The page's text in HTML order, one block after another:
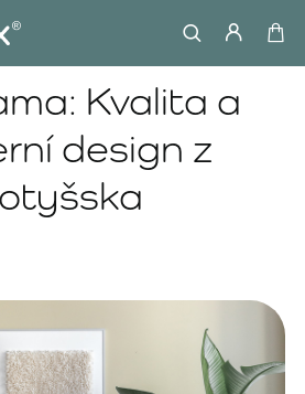
Kvalita a
design z